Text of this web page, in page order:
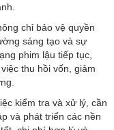
chỉ bảo vệ quyền
sáng tạo và sự
phim lậu tiếp tục,
thu hồi vốn, giảm
kiểm tra và xử lý, cần
và phát triển các nền